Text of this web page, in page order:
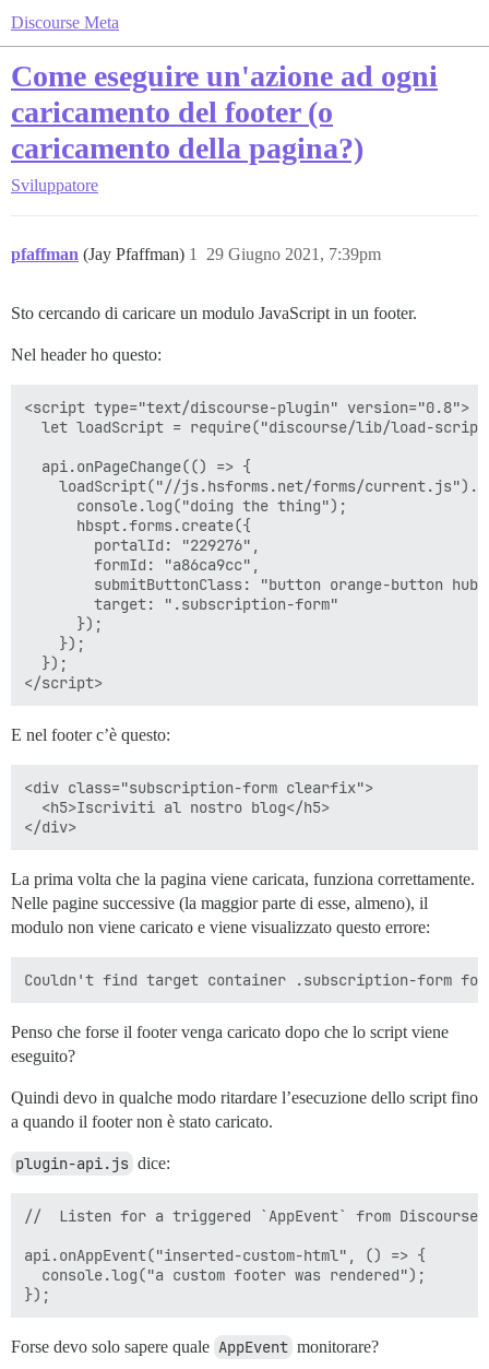
Discourse Meta
Come eseguire un'azione ad ogni
caricamento del footer (o
caricamento della pagina?)
Sviluppatore
pfaffman (Jay Pfaffman) 29 Giugno 2021, 7:39pm
1
Sto cercando di caricare un modulo JavaScript in un footer.
Nel header ho questo:
<script type="text/discourse-plugin" version="0.8">
let loadScript = require("discourse/lib/load-
  api.onPageChange(() => {
loadScript("//js.hsforms.net/forms/
      console.log("doing the thing");
      hbspt.forms.create({
        portalId: "229276",
        formId: "a86ca9cc",
submitButtonClass: "button orange-button
        target: ".subscription-form"
      });
    });
  });
E nel footer c’è questo:
<div class="subscription-form clearfix">
  <h5>Iscriviti al nostro blog</h5>
La prima volta che la pagina viene caricata, funziona correttamente.
Nelle pagine successive (la maggior parte di esse, almeno), il
modulo non viene caricato e viene visualizzato questo errore:
Penso che forse il footer venga caricato dopo che lo script viene
eseguito?
Quindi devo in qualche modo ritardare l’esecuzione dello script fino
a quando il footer non è stato caricato.
plugin-api.js dice:
//  Listen for a triggered `AppEvent` from Discourse.
api.onAppEvent("inserted-custom-html", () => {
  console.log("a custom footer was rendered");
Forse devo solo sapere quale AppEvent monitorare?